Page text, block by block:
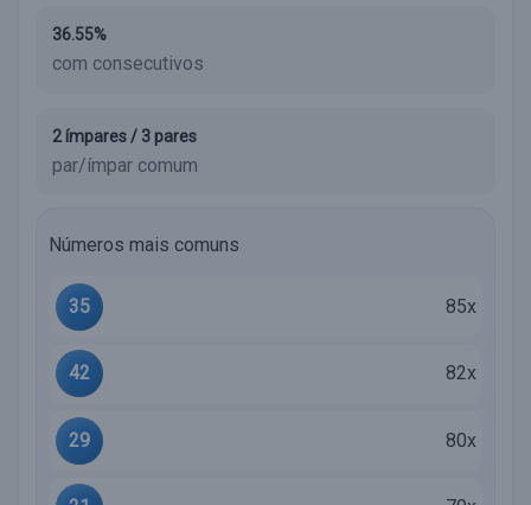
36.55%
com consecutivos
2 ímpares / 3 pares
par/ímpar comum
Números mais comuns
35 85x
42 82x
29 80x